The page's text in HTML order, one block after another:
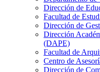
Dirección de
Facultad de
Dirección de
Dirección
(DAPE)
Facultad de
Centro de
Dirección de